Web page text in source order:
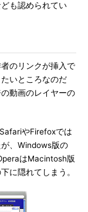
も認められてい
のリンクが挿入で
いところなのだ
動画のレイヤーの
やFirefoxでは
、Windows版の
はMacintosh版
に隠れてしまう。